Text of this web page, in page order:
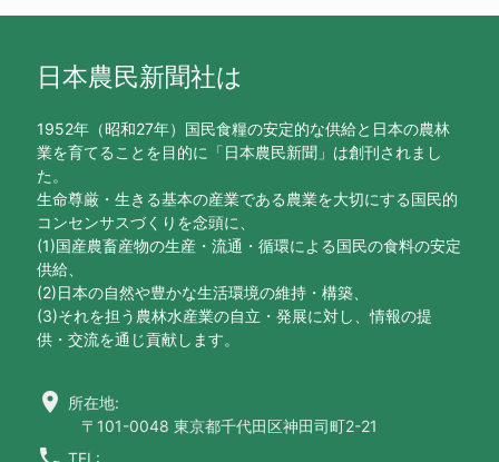
日本農民新聞社は
1952年（昭和27年）国民食糧の安定的な供給と日本の農林
業を育てることを目的に「日本農民新聞」は創刊されまし
た。
生命尊厳・生きる基本の産業である農業を大切にする国民的
コンセンサスづくりを念頭に、
(1)国産農畜産物の生産・流通・循環による国民の食料の安定
供給、
(2)日本の自然や豊かな生活環境の維持・構築、
(3)それを担う農林水産業の自立・発展に対し、情報の提
供・交流を通じ貢献します。
location_on 所在地:
〒101-0048 東京都千代田区神田司町2-21
TEL: